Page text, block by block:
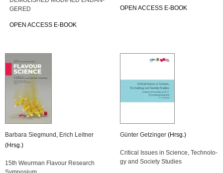
GE­RED
OPEN AC­CESS E-BOOK
OPEN AC­CESS E-BOOK
Bar­ba­ra Sieg­mund , Erich Leit­ner
(Hrsg.)
15th Weur­man Fla­vour Re­se­arch
Gün­ter Get­zin­ger (Hrsg.)
Cri­ti­cal Is­su­es in Sci­ence, Tech­no­lo­
gy and So­cie­ty Stu­dies